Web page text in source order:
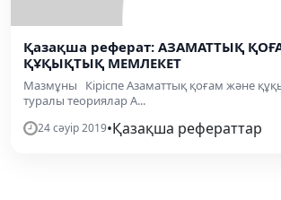
Қазақша реферат: АЗАМАТТЫҚ
ҚҰҚЫҚТЫҚ МЕМЛЕКЕТ
Мазмұны Кіріспе Азаматтық қоғам және
туралы теориялар А...
24 сәуір 2019•Қазақша рефераттар